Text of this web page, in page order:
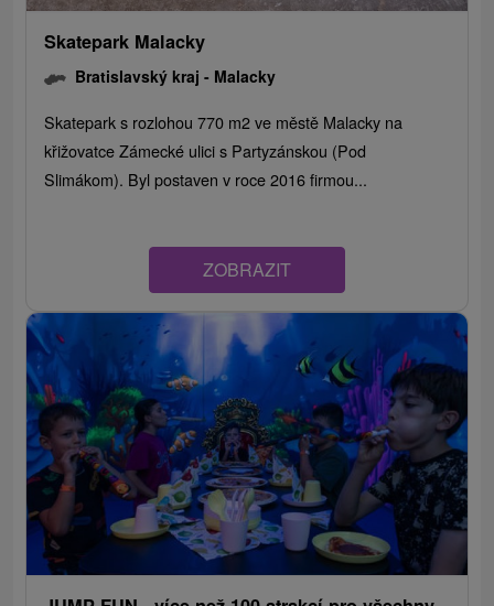
Skatepark Malacky
Bratislavský kraj - Malacky
Skatepark s rozlohou 770 m2 ve městě Malacky na
křižovatce Zámecké ulici s Partyzánskou (Pod
Slimákom). Byl postaven v roce 2016 firmou...
ZOBRAZIT